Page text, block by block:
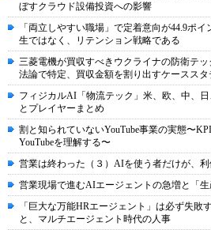
ぼすクラウド設備投資への影響
「両立しやすい職場」で定着意向が44.9ポ
生ではなく、リテンション戦略である
三菱電機が買収すべきウクライナの防衛テ
法論で特定、買収金額を割り出すケーススタ
フィジカルAI「物流テック」米、欧、中、
とプレイヤーまとめ
割と知られていないYouTube事業の実態〜
YouTubeを理解する〜
営業は終わった（３）AIを使う者だけが、
営業現場で進むAIエージェントの急増と「
「巨大な万能HRエージェント」は必ず失敗
と、マルチエージェント時代の人事